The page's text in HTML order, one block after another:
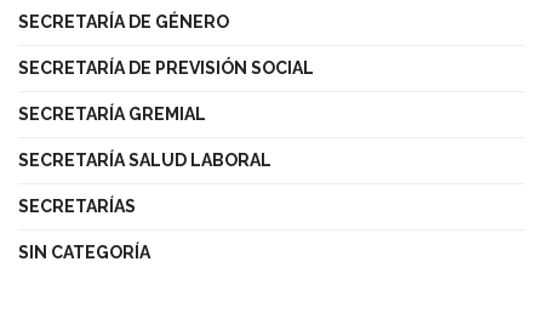
SECRETARÍA DE GÉNERO
SECRETARÍA DE PREVISIÓN SOCIAL
SECRETARÍA GREMIAL
SECRETARÍA SALUD LABORAL
SECRETARÍAS
SIN CATEGORÍA